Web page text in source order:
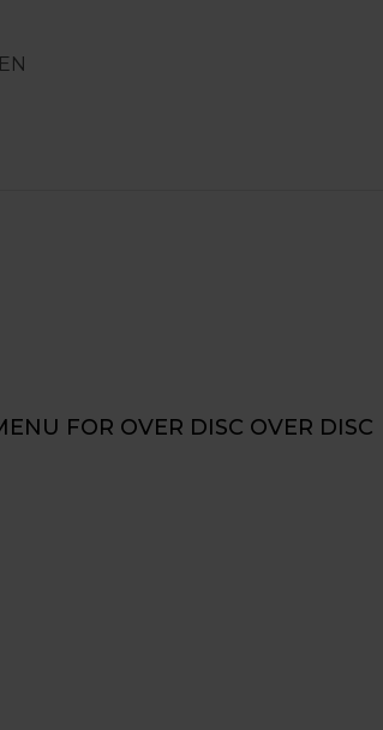
FOR OVER DISC OVER DISC